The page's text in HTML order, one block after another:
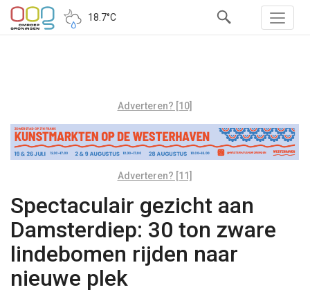
18.7°C
Adverteren? [10]
Adverteren? [11]
Spectaculair gezicht aan
Damsterdiep: 30 ton zware
lindebomen rijden naar
nieuwe plek